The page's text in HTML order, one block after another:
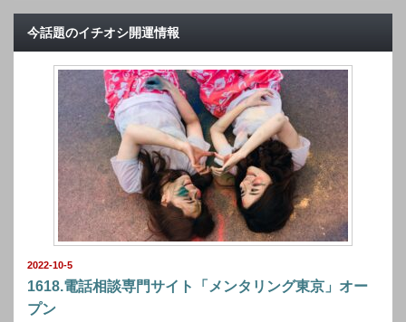
今話題のイチオシ開運情報
2022-10-5
1618.電話相談専門サイト「メンタリング東京」オー
プン